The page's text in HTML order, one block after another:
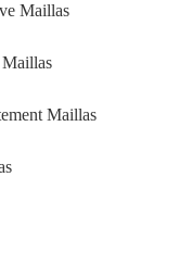
Maillas
Maillas
Maillas